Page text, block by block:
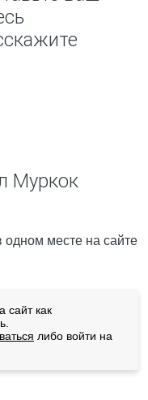
Муркок
одном месте на сайте
сайт как
либо войти на